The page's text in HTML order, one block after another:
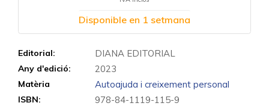
Disponible en 1 setmana
Editorial: DIANA EDITORIAL
Any d'edició: 2023
Matèria Autoajuda i creixement personal
ISBN: 978-84-1119-115-9